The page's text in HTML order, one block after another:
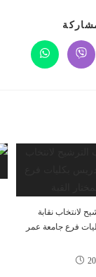
لانتخاب نقابة
فرع جامعة عمر